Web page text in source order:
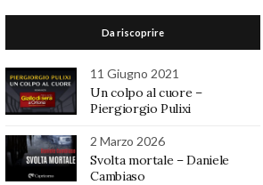
Da riscoprire
11 Giugno 2021
Un colpo al cuore –
Piergiorgio Pulixi
2 Marzo 2026
Svolta mortale – Daniele
Cambiaso